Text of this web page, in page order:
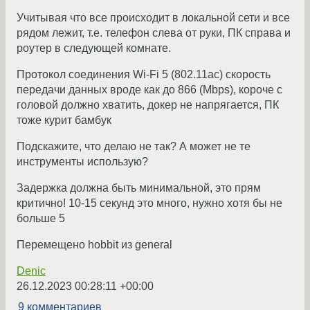
Учитывая что все происходит в локальной сети и все
рядом лежит, т.е. телефон слева от руки, ПК справа и
роутер в следующей комнате.
Протокол соединения Wi-Fi 5 (802.11ac) скорость
передачи данных вроде как до 866 (Mbps), короче с
головой должно хватить, докер не напрягается, ПК
тоже курит бамбук
Подскажите, что делаю не так? А может не те
инструменты использую?
Задержка должна быть минимальной, это прям
критично! 10-15 секунд это много, нужно хотя бы не
больше 5
Перемещено hobbit из general
Denic
26.12.2023 00:28:11 +00:00
9 комментариев